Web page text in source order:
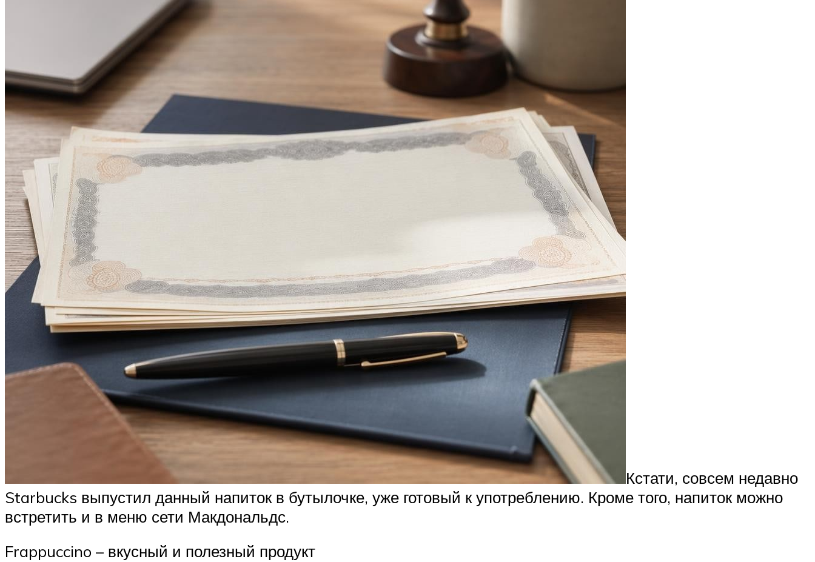
Кстати, совсем недавно
Starbucks выпустил данный напиток в бутылочке, уже готовый к употреблению. Кроме того, напиток можно
встретить и в меню сети Макдональдс.
Frappuccino – вкусный и полезный продукт